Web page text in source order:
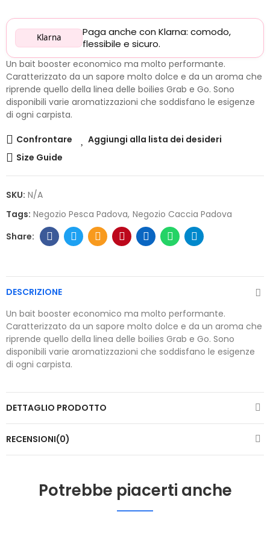
Klarna
Paga anche con Klarna: comodo,
flessibile e sicuro.
Un bait booster economico ma molto performante.
Caratterizzato da un sapore molto dolce e da un aroma che
riprende quello della linea delle boilies Grab e Go. Sono
disponibili varie aromatizzazioni che soddisfano le esigenze
di ogni carpista.
Confrontare
Aggiungi alla lista dei desideri
Size Guide
SKU: N/A
Tags: Negozio Pesca Padova Negozio Caccia Padova
DESCRIZIONE
Un bait booster economico ma molto performante.
Caratterizzato da un sapore molto dolce e da un aroma che
riprende quello della linea delle boilies Grab e Go. Sono
disponibili varie aromatizzazioni che soddisfano le esigenze
di ogni carpista.
DETTAGLIO PRODOTTO
RECENSIONI(0)
Potrebbe piacerti anche